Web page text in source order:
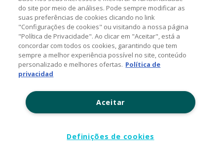
Nosso objetivo é levar até você as principais informações e
tendências sobre o mercado de TI, com a missão de mantê-lo
atualizado sobre as últimas novidades do universo da tecnologia.
© 2026 TD SYNNEX Corporation, 44201 Nobel Drive,
Fremont, CA 94538, USA, Tel: +1 954 308 0570
Contato: (11) 5525-7300
www.tdsynnex.com
do site por meio de análises. Pode sempre modificar as
suas preferências de cookies clicando no link
"Configurações de cookies" ou visitando a nossa página
"Política de Privacidade". Ao clicar em "Aceitar", está a
concordar com todos os cookies, garantindo que tem
sempre a melhor experiência possível no site, conteúdo
personalizado e melhores ofertas. Política de
privacidad
Aceitar
Definições de cookies